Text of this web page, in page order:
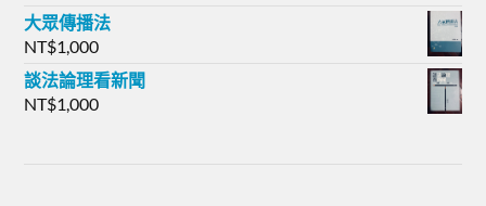
大眾傳播法
NT$1,000
談法論理看新聞
NT$1,000